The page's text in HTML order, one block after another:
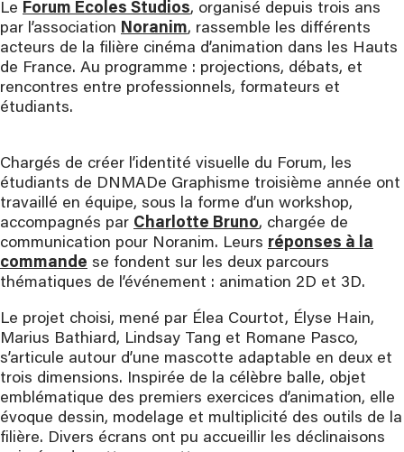
Le Forum Écoles Studios, organisé depuis trois ans
par l’association Noranim, rassemble les différents
acteurs de la filière cinéma d’animation dans les Hauts
de France. Au programme : projections, débats, et
rencontres entre professionnels, formateurs et
étudiants.
Chargés de créer l’identité visuelle du Forum, les
étudiants de DNMADe Graphisme troisième année ont
travaillé en équipe, sous la forme d’un workshop,
accompagnés par Charlotte Bruno, chargée de
communication pour Noranim. Leurs réponses à la
commande se fondent sur les deux parcours
thématiques de l’événement : animation 2D et 3D.
Le projet choisi, mené par Élea Courtot, Élyse Hain,
Marius Bathiard, Lindsay Tang et Romane Pasco,
s’articule autour d’une mascotte adaptable en deux et
trois dimensions. Inspirée de la célèbre balle, objet
emblématique des premiers exercices d’animation, elle
évoque dessin, modelage et multiplicité des outils de la
filière. Divers écrans ont pu accueillir les déclinaisons